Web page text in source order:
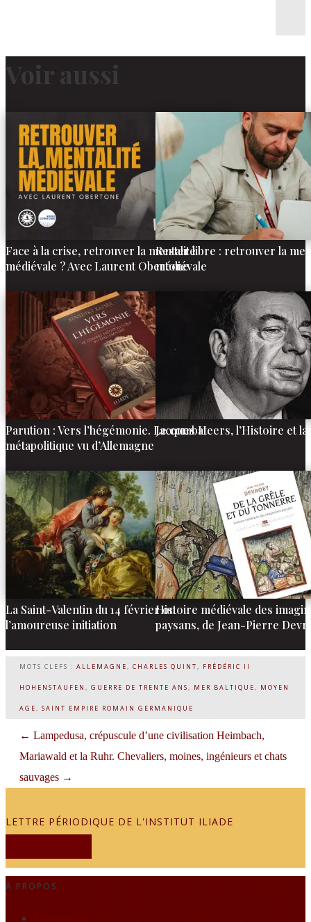
Voir aussi
Face à la crise, retrouver la mentalité
médiévale ? Avec Laurent Obertone
Rester libre : retrouver la
médiévale
Parution : Vers l’hégémonie. Le combat
métapolitique vu d’Allemagne
Jacques Heers, l’Histoire et
La Saint-Valentin du 14 février ou
l’amoureuse initiation
Histoire médiévale des
paysans, de Jean-Pierre
MOTS CLEFS : ALLEMAGNE, CHARLES QUINT, FRÉDÉRIC II
HOHENSTAUFEN , GUERRE DE TRENTE ANS, MER BALTIQUE, MOYEN
AGE, SAINT EMPIRE ROMAIN GERMANIQUE
← Lampedusa, crépuscule d’une civilisation Heimbach,
Mariawald et la Ruhr. Chevaliers, moines, ingénieurs et chats
sauvages →
LETTRE PÉRIODIQUE DE L'INSTITUT ILIADE
À PROPOS